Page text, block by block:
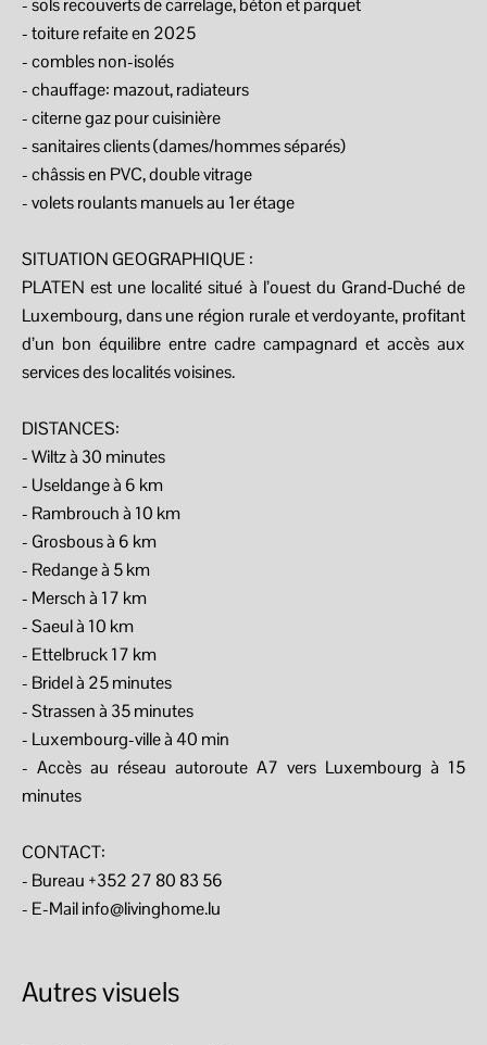
- sols recouverts de carrelage, béton et parquet
- toiture refaite en 2025
- combles non-isolés
- chauffage: mazout, radiateurs
- citerne gaz pour cuisinière
- sanitaires clients (dames/hommes séparés)
- châssis en PVC, double vitrage
- volets roulants manuels au 1er étage
SITUATION GEOGRAPHIQUE :
PLATEN est une localité situé à l’ouest du Grand‑Duché de
Luxembourg, dans une région rurale et verdoyante, profitant
d’un bon équilibre entre cadre campagnard et accès aux
services des localités voisines.
DISTANCES:
- Wiltz à 30 minutes
- Useldange à 6 km
- Rambrouch à 10 km
- Grosbous à 6 km
- Redange à 5 km
- Mersch à 17 km
- Saeul à 10 km
- Ettelbruck 17 km
- Bridel à 25 minutes
- Strassen à 35 minutes
- Luxembourg-ville à 40 min
- Accès au réseau autoroute A7 vers Luxembourg à 15
minutes
CONTACT:
- Bureau +352 27 80 83 56
- E-Mail info@livinghome.lu
Autres visuels